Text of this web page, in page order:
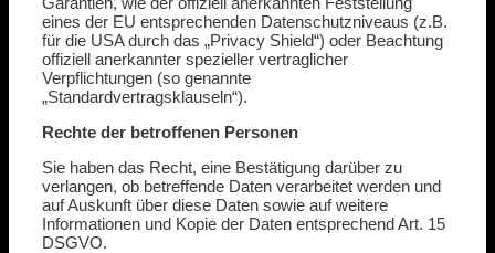
eines der EU entsprechenden Datenschutzniveaus (z.B.
für die USA durch das „Privacy Shield“) oder Beachtung
offiziell anerkannter spezieller vertraglicher
Verpflichtungen (so genannte
„Standardvertragsklauseln“).
Rechte der betroffenen Personen
Sie haben das Recht, eine Bestätigung darüber zu
verlangen, ob betreffende Daten verarbeitet werden und
auf Auskunft über diese Daten sowie auf weitere
Informationen und Kopie der Daten entsprechend Art. 15
DSGVO.